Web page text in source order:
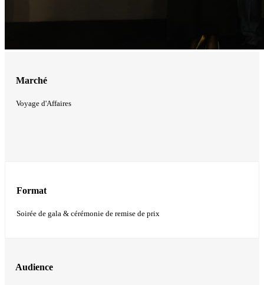
Marché
Voyage d'Affaires
Format
Soirée de gala & cérémonie de remise de prix
Audience